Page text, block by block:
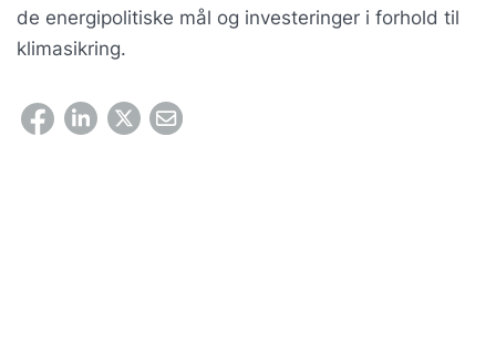
de energipolitiske mål og investeringer i forhold til
klimasikring.